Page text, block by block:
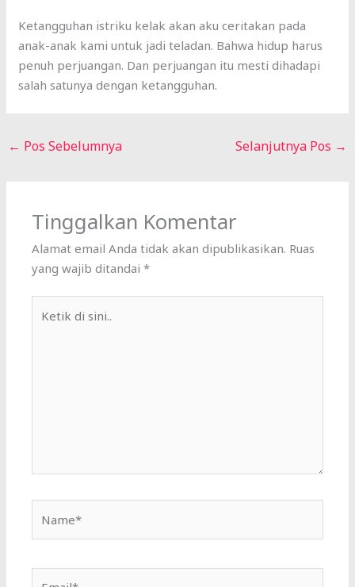
Ketangguhan istriku kelak akan aku ceritakan pada
anak-anak kami untuk jadi teladan. Bahwa hidup harus
penuh perjuangan. Dan perjuangan itu mesti dihadapi
salah satunya dengan ketangguhan.
← Pos Sebelumnya Selanjutnya Pos →
Tinggalkan Komentar
Alamat email Anda tidak akan dipublikasikan. Ruas
yang wajib ditandai*